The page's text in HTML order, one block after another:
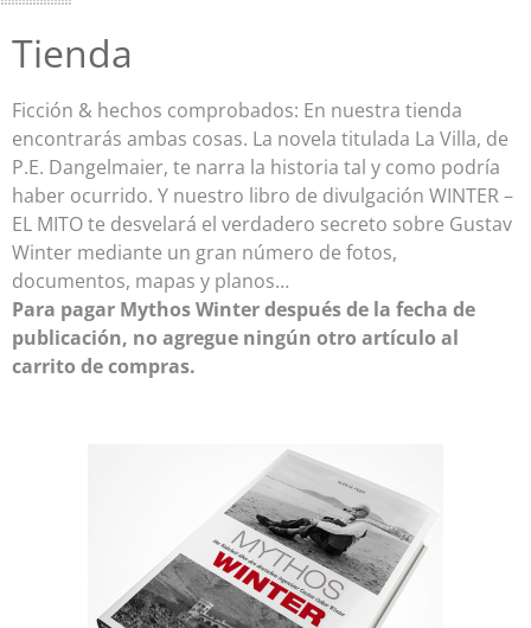
Tienda
Ficción & hechos comprobados: En nuestra tienda
encontrarás ambas cosas. La novela titulada La Villa, de
P.E. Dangelmaier, te narra la historia tal y como podría
haber ocurrido. Y nuestro libro de divulgación WINTER –
EL MITO te desvelará el verdadero secreto sobre Gustav
Winter mediante un gran número de fotos,
documentos, mapas y planos…
Para pagar Mythos Winter después de la fecha de
publicación, no agregue ningún otro artículo al
carrito de compras.